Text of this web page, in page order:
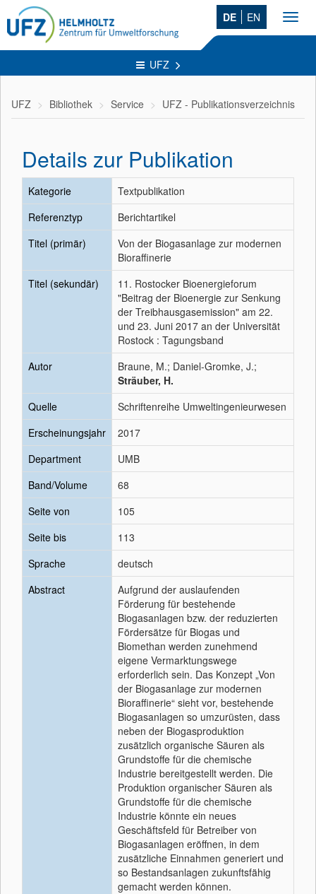
DE EN
UFZ
UFZ Bibliothek Service UFZ - Publikationsverzeichnis
Details zur Publikation
Kategorie
Textpublikation
Referenztyp
Berichtartikel
Titel (primär)
Von der Biogasanlage zur modernen
Bioraffinerie
Titel (sekundär)
11. Rostocker Bioenergieforum
"Beitrag der Bioenergie zur Senkung
der Treibhausgasemission" am 22.
und 23. Juni 2017 an der Universität
Rostock : Tagungsband
Autor
Braune, M.; Daniel-Gromke, J.;
Sträuber, H.
Quelle
Schriftenreihe Umweltingenieurwesen
Erscheinungsjahr
2017
Department
UMB
Band/Volume
68
Seite von
105
Seite bis
113
Sprache
deutsch
Abstract
Aufgrund der auslaufenden
Förderung für bestehende
Biogasanlagen bzw. der reduzierten
Fördersätze für Biogas und
Biomethan werden zunehmend
eigene Vermarktungswege
erforderlich sein. Das Konzept „Von
der Biogasanlage zur modernen
Bioraffinerie“ sieht vor, bestehende
Biogasanlagen so umzurüsten, dass
neben der Biogasproduktion
zusätzlich organische Säuren als
Grundstoffe für die chemische
Industrie bereitgestellt werden. Die
Produktion organischer Säuren als
Grundstoffe für die chemische
Industrie könnte ein neues
Geschäftsfeld für Betreiber von
Biogasanlagen eröffnen, in dem
zusätzliche Einnahmen generiert und
so Bestandsanlagen zukunftsfähig
gemacht werden können.